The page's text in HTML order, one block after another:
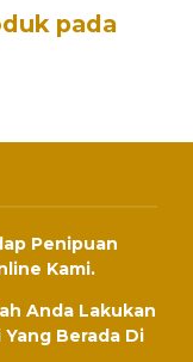
pada
Penipuan
Kami.
Anda Lakukan
Berada Di